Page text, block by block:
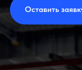
Оставить